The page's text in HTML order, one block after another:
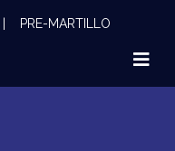
PRE-MARTILLO